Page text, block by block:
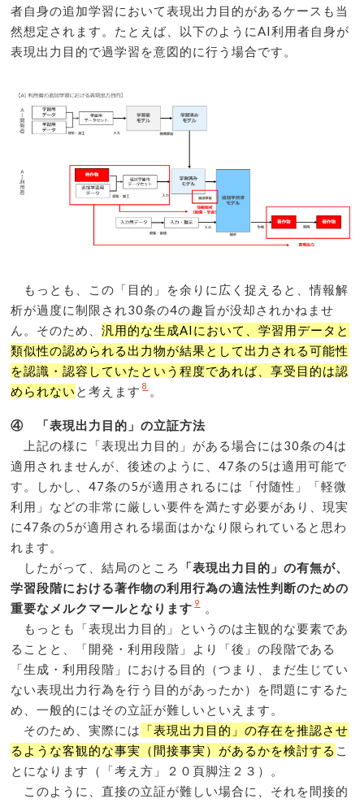
者自身の追加学習において表現出力目的があるケースも当
然想定されます。たとえば、以下のようにAI利用者自身が
表現出力目的で過学習を意図的に行う場合です。
もっとも、この「目的」を余りに広く捉えると、情報解
析が過度に制限され30条の4の趣旨が没却されかねませ
ん。そのため、汎⽤的な⽣成AIにおいて、学習⽤データと
類似性の認められる出⼒物が結果として出⼒される可能性
を認識・認容していたという程度であれば、享受⽬的は認
められない と考えます 8
④ 「表現出力目的」の立証方法
上記の様に「表現出力目的」がある場合には30条の4は
適用されませんが、後述のように、47条の5は適用可能で
す。しかし、47条の5が適用されるには「付随性」「軽微
利用」などの非常に厳しい要件を満たす必要があり、現実
に47条の5が適用される場面はかなり限られていると思わ
れます。
したがって、結局のところ
「表現出力目的」の有無が、
学習段階における著作物の利用行為の適法性判断のための
重要なメルクマールとなります 9
。
もっとも「表現出力目的」というのは主観的な要素であ
ることと、「開発・利用段階」より「後」の段階である
「生成・利用段階」における目的（つまり、まだ生じてい
ない表現出力行為を行う目的があったか）を問題にするた
め、一般的にはその立証が難しいといえます。
そのため、実際には
「表現出力目的」の存在を推認させ
るような客観的な事実（間接事実）があるかを検討する こ
とになります（「考え方」２０頁脚注２３）。
このように、直接の立証が難しい場合に、それを間接的